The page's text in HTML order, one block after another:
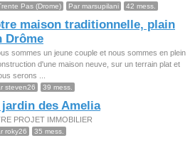
Pas (Drome) Par marsupilani 42 mess.
maison traditionnelle, plain
Drôme
sommes un jeune couple et nous sommes en plein
d'une maison neuve, sur un terrain plat et
serons ...
steven26 39 mess.
jardin des Amelia
PROJET IMMOBILIER
roky26 35 mess.